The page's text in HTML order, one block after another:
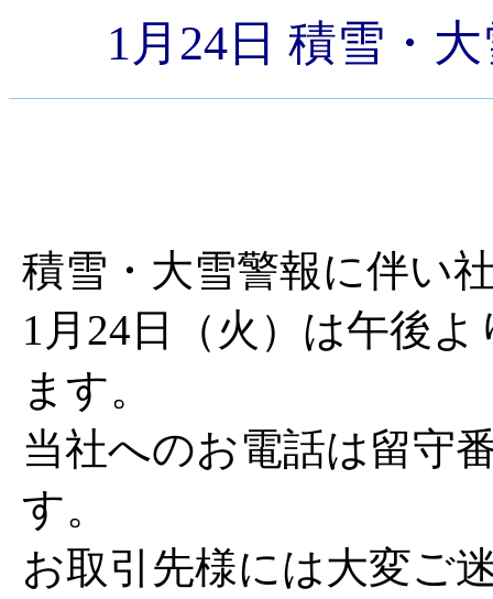
1月24日 積雪・
積雪・大雪警報に伴い
1月24日（火）は午後
ます。
当社へのお電話は留守
す。
お取引先様には大変ご